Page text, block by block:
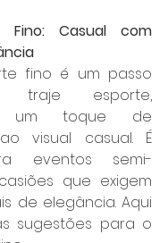
Fino: Casual com
fino é um passo
traje esporte,
um toque de
visual casual. É
eventos semi-
que exigem
de elegância. Aqui
sugestões para o